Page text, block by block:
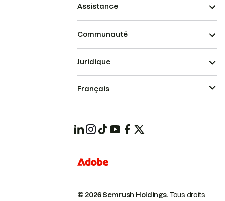
Assistance
Communauté
© 2026 Semrush Holdings.Tous droits
Juridique
Français